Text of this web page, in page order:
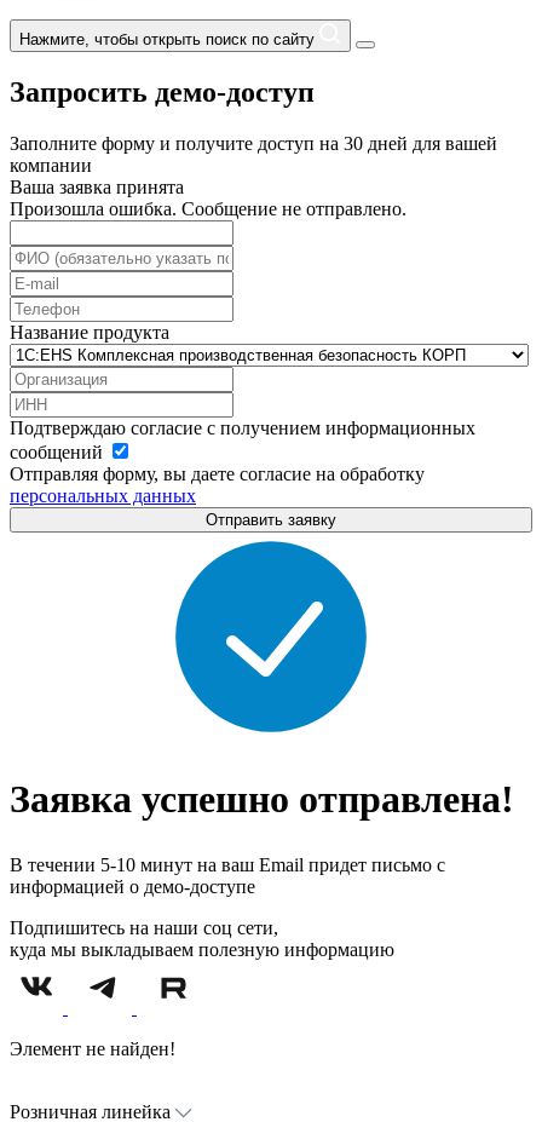
Нажмите, чтобы открыть поиск по сайту
Запросить демо-доступ
Заполните форму и получите доступ на 30 дней для вашей
компании
Ваша заявка принята
Произошла ошибка. Сообщение не отправлено.
Название продукта
Подтверждаю согласие с получением информационных
сообщений
Отправляя форму, вы даете согласие на обработку
персональных данных
Отправить заявку
Заявка успешно отправлена!
В течении 5-10 минут на ваш Email придет письмо с
информацией о демо-доступе
Подпишитесь на наши соц сети,
куда мы выкладываем полезную информацию
Элемент не найден!
Розничная линейка